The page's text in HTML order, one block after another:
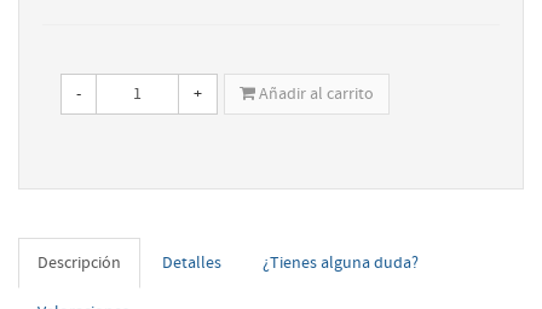
- + Añadir al carrito
Descripción Detalles ¿Tienes alguna duda?